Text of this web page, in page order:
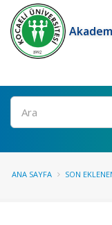
Ara
ANA SAYFA SON